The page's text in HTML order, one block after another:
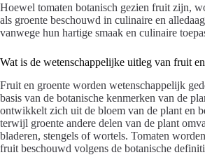
Hoewel tomaten botanisch gezien fruit zijn,
als groente beschouwd in culinaire en
vanwege hun hartige smaak en culinaire
Wat is de wetenschappelijke uitleg van fruit
Fruit en groente worden wetenschappelijk
basis van de botanische kenmerken van de
ontwikkelt zich uit de bloem van de plant en
terwijl groente andere delen van de plant
bladeren, stengels of wortels. Tomaten
fruit beschouwd volgens de botanische